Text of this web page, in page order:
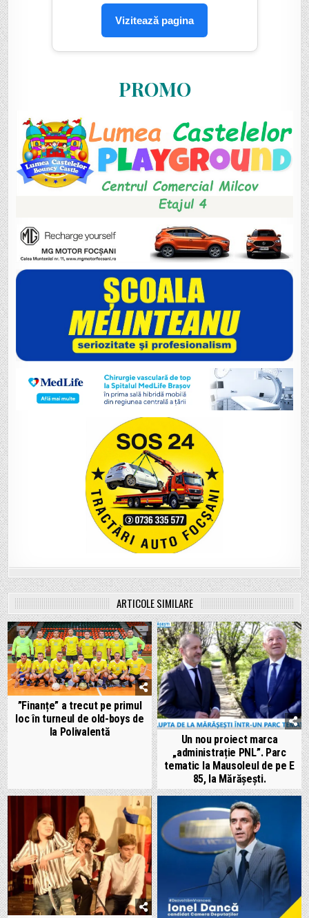
Vizitează pagina
PROMO
ARTICOLE SIMILARE
”Finanțe” a trecut pe primul
loc în turneul de old-boys de
la Polivalentă
Un nou proiect marca
„administrație PNL”. Parc
tematic la Mausoleul de pe E
85, la Mărășești.